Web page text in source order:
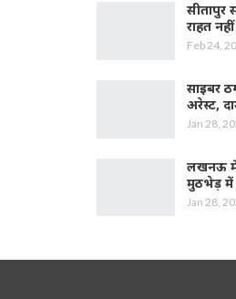
सीतापुर
राहत
Feb 24,
साइबर
अरेस्ट,
Jan 28,
लखनऊ में
मुठभेड़ में
Jan 28,